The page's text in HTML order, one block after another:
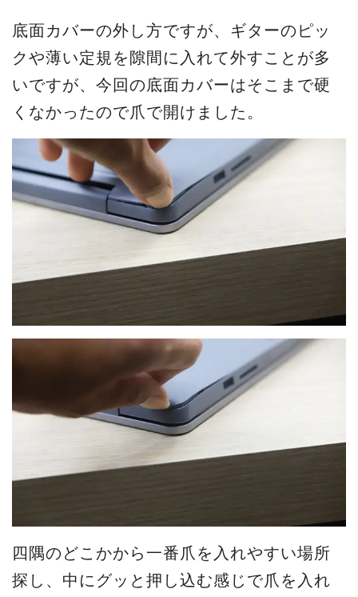
底面カバーの外し方ですが、ギターのピッ
クや薄い定規を隙間に入れて外すことが多
いですが、今回の底面カバーはそこまで硬
くなかったので爪で開けました。
四隅のどこかから一番爪を入れやすい場所
探し、中にグッと押し込む感じで爪を入れ